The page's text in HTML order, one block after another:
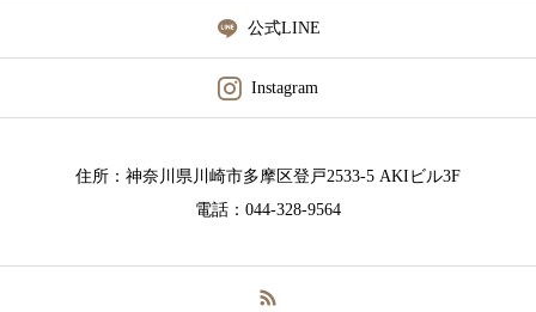
公式LINE
Instagram
住所：神奈川県川崎市多摩区登戸2533-5 AKIビル3F
電話：044-328-9564